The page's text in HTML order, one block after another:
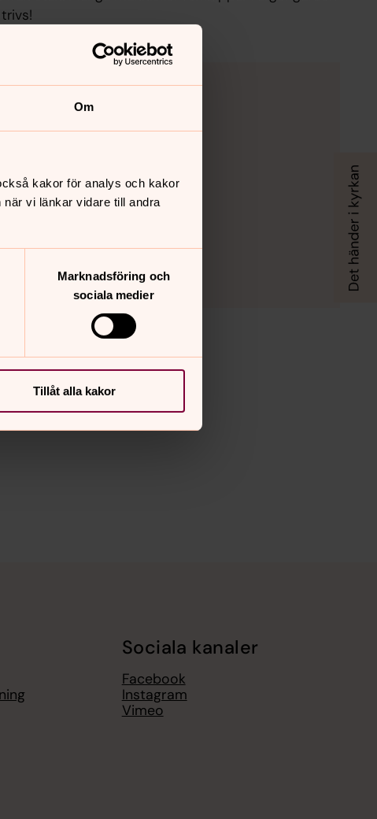
Om
kakor för analys och kakor
vi länkar vidare till andra
Marknadsföring och
sociala medier
Tillåt alla kakor
Sociala kanaler
Facebook
Instagram
Vimeo